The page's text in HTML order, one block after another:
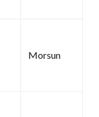
Morsun